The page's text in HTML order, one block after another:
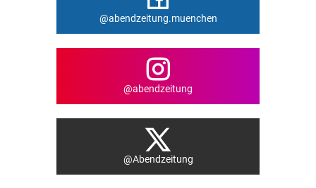
@abendzeitung.muenchen
@abendzeitung
@Abendzeitung